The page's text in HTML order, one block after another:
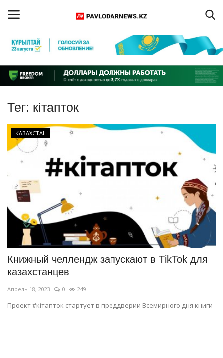
Регистрация
Главная
Обратная связь
ПАВЛОДАРСКАЯ ОБЛАСТЬ
КАЗАХСТАН
МИР
СПЕЦПРОЕКТЫ
СПОРТ
Чек-лист
РАЗВЛЕЧЕНИЯ
Тег: кiтапток
КАЗАХСТАН
Книжный челлендж запускают в ТikTok для
казахстанцев
Апрель 18, 2023 0 249
Проект #кiтапток стартует в преддверии Всемирного дня книги